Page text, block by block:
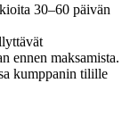
30–60 päivän
ennen maksamista.
kumppanin tilille